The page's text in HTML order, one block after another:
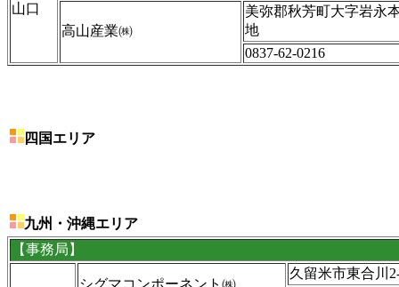
山口
高山産業㈱
美弥郡秋芳町大字岩永
地
0837-62-0216
四国エリア
九州・沖縄エリア
【事務局】
シグマコンポーネント㈱
久留米市東合川